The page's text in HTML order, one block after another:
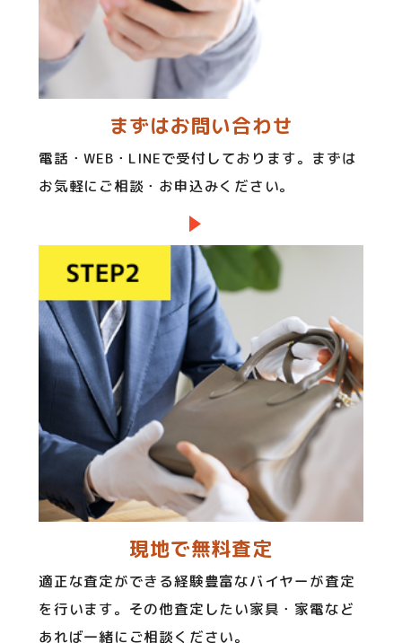
まずはお問い合わせ
電話・WEB・LINEで受付しております。まずは
お気軽にご相談・お申込みください。
現地で無料査定
適正な査定ができる経験豊富なバイヤーが査定
を行います。その他査定したい家具・家電など
あれば一緒にご相談ください。